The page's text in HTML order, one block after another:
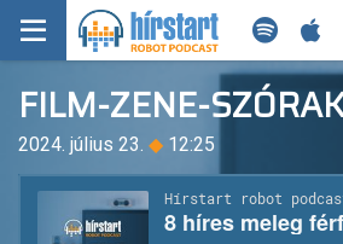
KEZDŐLAP
FRISS HÍREK
TECH HÍREK
FILM-ZENE-
2024. július 23. ◆ 12:25